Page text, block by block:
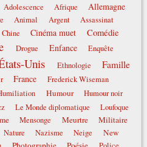
Adolescence Afrique Allemagne
Animal Argent
Assassinat
Chine Cinéma muet Comédie
Drogue Enfance
Enquête
Unis Ethnologie Famille
France Frederick Wiseman
Humour
Humour noir
Le Monde diplomatique
Loufoque
Mensonge Meurtre Militaire
Nature Nazisme Neige
New